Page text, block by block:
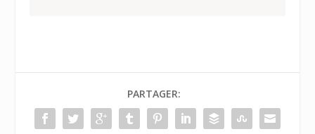
PARTAGER: